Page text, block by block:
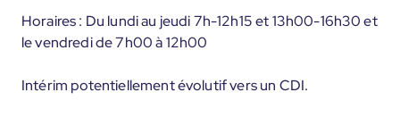
Horaires : Du lundi au jeudi 7h-12h15 et 13h00-16h30 et
le vendredi de 7h00 à 12h00
Intérim potentiellement évolutif vers un CDI.